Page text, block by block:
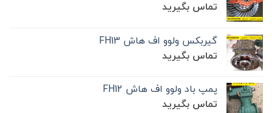
تماس بگیرید
گیربکس ولوو اف هاش FH13
تماس بگیرید
پمپ باد ولوو اف هاش FH12
تماس بگیرید